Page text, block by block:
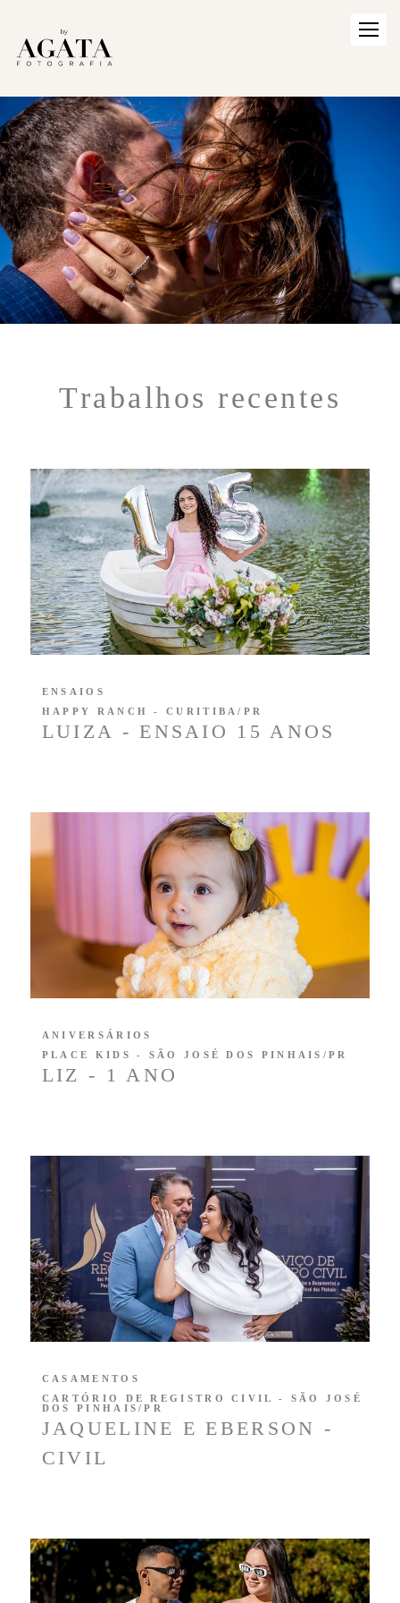
Trabalhos recentes
LUIZA - ENSAIO 15 ANOS
ENSAIOS
HAPPY RANCH - CURITIBA/PR
LIZ - 1 ANO
ANIVERSÁRIOS
PLACE KIDS - SÃO JOSÉ DOS PINHAIS/PR
JAQUELINE E EBERSON -
CIVIL
CASAMENTOS
CARTÓRIO DE REGISTRO CIVIL - SÃO JOSÉ
DOS PINHAIS/PR